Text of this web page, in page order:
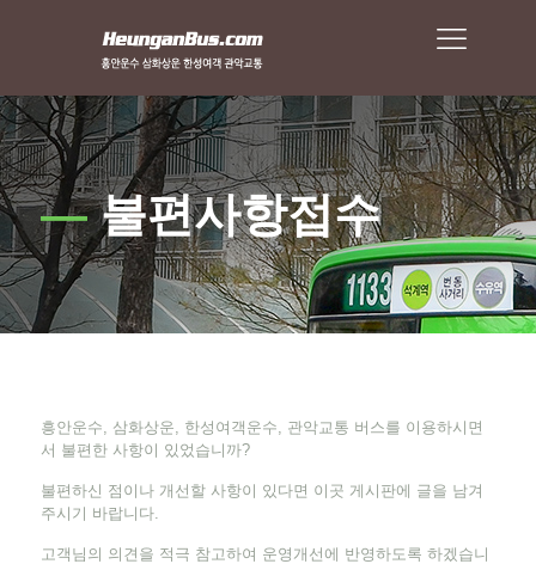
—불편사항접수
흥안운수, 삼화상운, 한성여객운수, 관악교통 버스를 이용하시면
서 불편한 사항이 있었습니까?
불편하신 점이나 개선할 사항이 있다면 이곳 게시판에 글을 남겨
주시기 바랍니다.
고객님의 의견을 적극 참고하여 운영개선에 반영하도록 하겠습니